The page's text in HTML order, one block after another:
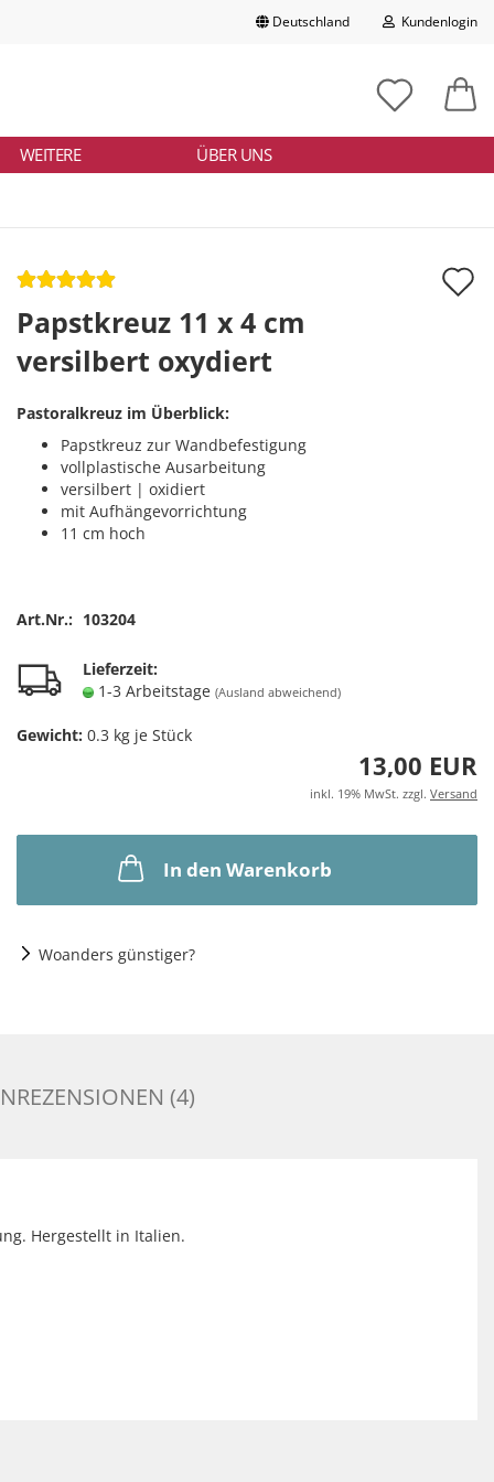
Deutschland Kundenlogin
E-Mail
Konto erstellen
Passwort vergessen?
ÜBER UNS
WEITERE
Papstkreuz 11 x 4 cm
versilbert oxydiert
Pastoralkreuz im Überblick:
Papstkreuz zur Wandbefestigung
vollplastische Ausarbeitung
versilbert | oxidiert
mit Aufhängevorrichtung
11 cm hoch
Art.Nr.: 103204
Lieferzeit:
1-3 Arbeitstage (Ausland abweichend)
Gewicht: 0.3 kg je Stück
13,00 EUR
inkl. 19% MwSt. zzgl. Versand
In den Warenkorb
Woanders günstiger?
(4)
Hergestellt in Italien.